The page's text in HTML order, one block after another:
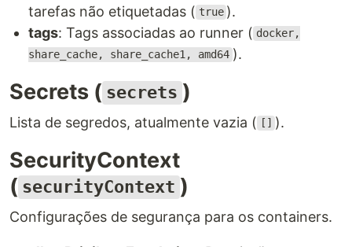
tarefas não etiquetadas ( true ).
tags: Tags associadas ao runner ( docker,
share_cache, share_cache1, amd64 ).
Secrets ( secrets )
Lista de segredos, atualmente vazia ( ).
SecurityContext
( securityContext )
Configurações de segurança para os containers.